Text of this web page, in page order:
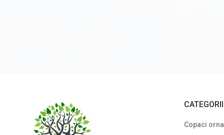
Plante pitice
Plante pletoase, pendulare Copaci